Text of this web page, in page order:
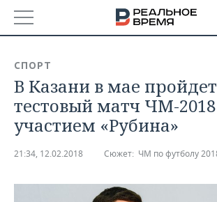
БАШКОРТОСТАН
ТАТАРСТАН
НОВОСТИ
АНАЛИТИКА
СПОРТ
В Казани в мае пройдет
тестовый матч ЧМ-2018
участием «Рубина»
21:34, 12.02.2018 Сюжет: ЧМ по футболу